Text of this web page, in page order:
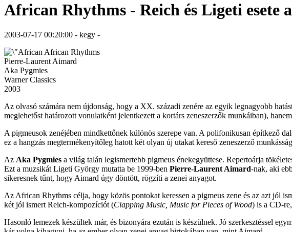
African Rhythms - Reich és Ligeti esete
2003-07-17 00:20:00 - kegy -
African Rhythms
Pierre-Laurent Aimard
Aka Pygmies
Warner Classics
2003
Az olvasó számára nem újdonság, hogy a XX. századi zenére az egyik legnagyobb
meglehetőst határozott vonulatként jelentkezett a kortárs zeneszerzők munkáiban),
A pigmeusok zenéjében mindkettőnek különös szerepe van. A polifonikusan építkező
ez a hangzás megtermékenyítőleg hatott két olyan új utakat kereső zeneszerző
Az Aka Pygmies a világ talán legismertebb pigmeus énekegyüttese. Repertoárja
Ezt a muzsikát Ligeti György mutatta be 1999-ben Pierre-Laurent Aimard-nak, aki
sikeresnek tűnt, hogy Aimard úgy döntött, rögzíti a zenei anyagot.
Az African Rhythms célja, hogy közös pontokat keressen a pigmeus zene és az azt jól
két jól ismert Reich-kompozíciót (Clapping Music, Music for Pieces of Wood) is a CD-
Hasonló lemezek készültek már, és bizonyára ezután is készülnek. Jó szerkesztéssel